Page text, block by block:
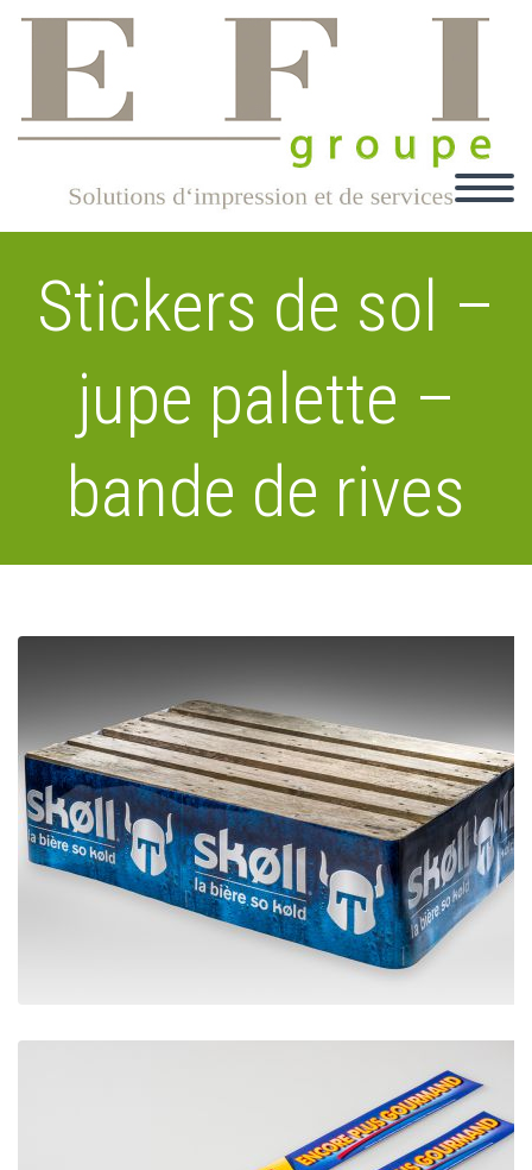
Stickers de sol –
jupe palette –
bande de rives